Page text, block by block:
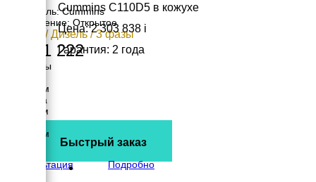
Двигатель: Cummins
Исполнение: Открытое
80 кВт / Дизель / 3 фазы
1 921 222
Размеры
2270 мм
Ширина
1100 мм
1580 мм
Консультация
Подробно
Cummins C110D5 в кожухе
Цена: 2 303 838 i
Гарантия: 2 года
Быстрый заказ